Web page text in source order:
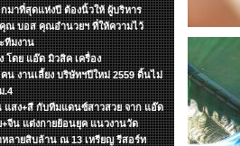
มาที่สุดแห่งปี ต้องนิ้วให้ ผู้บริหาร
คุณ บอส คุณอำนวยฯ ที่ให้ความไว้
ทีมงาน
โดย แอ๊ด มิวสิค เครื่อง
น งานเลี้ยง บริษัทฯปีใหม่ 2559 ดิ้นไม่
.4
แสง+สี กับทีมแดนซ์สาวสวย จาก แอ๊ด
+จีน แต่งกายย้อนยุค แนวงานวัด
หลายสิบล้าน ณ 13 เหรียญ รีสอร์ท